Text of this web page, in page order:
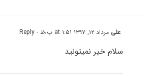
علی مرداد ۱۲, ۱۳۹۷ at ۱:۵۱ ب٫ظ - Reply
سلام خیر نمیتونید